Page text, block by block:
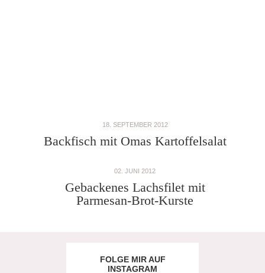
18. SEPTEMBER 2012
Backfisch mit Omas Kartoffelsalat
02. JUNI 2012
Gebackenes Lachsfilet mit
Parmesan-Brot-Kurste
FOLGE MIR AUF
INSTAGRAM